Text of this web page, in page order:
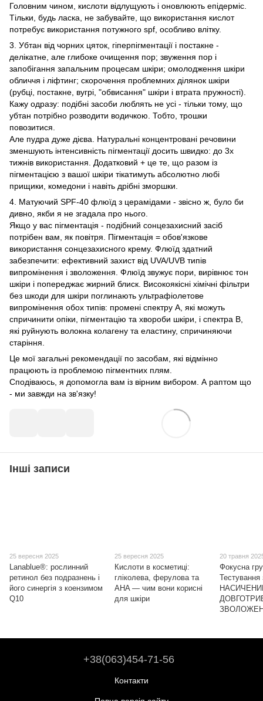
Головним чином, кислоти відлущують і оновлюють епідерміс.
Тільки, будь ласка, не забувайте, що використання кислот
потребує використання потужного spf, особливо влітку.
3. Убтан від чорних цяток, гіперпігментації і постакне -
делікатне, але глибоке очищення пор; звуження пор і
запобігання запальним процесам шкіри; омолодження шкіри
обличчя і ліфтинг; скорочення проблемних ділянок шкіри
(рубці, постакне, вугрі, "обвисання" шкіри і втрата пружності).
Кажу одразу: подібні засоби люблять не усі - тільки тому, що
убтан потрібно розводити водичкою. Тобто, трошки
повозитися.
Але пудра дуже дієва. Натуральні концентровані речовини
зменшують інтенсивність пігментації досить швидко: до 3х
тижнів використання. Додатковий + це те, що разом із
пігментацією з вашої шкіри тікатимуть абсолютно любі
прищики, комедони і навіть дрібні зморшки.
4. Матуючий SPF-40 флюїд з церамідами - звісно ж, було би
дивно, якби я не згадала про нього.
Якщо у вас пігментація - подібний сонцезахисний засіб
потрібен вам, як повітря. Пігментація = обов'язкове
використання сонцезахисного крему. Флюїд здатний
забезпечити: ефективний захист від UVA/UVB типів
випромінення і зволоження. Флюїд звужує пори, вирівнює тон
шкіри і попереджає жирний блиск. Високоякісні хімічні фільтри
без шкоди для шкіри поглинають ультрафіолетове
випромінення обох типів: промені спектру А, які можуть
спричинити опіки, пігментацію та хвороби шкіри, і спектра В,
які руйнують волокна колагену та еластину, спричиняючи
старіння.
Це мої загальні рекомендації по засобам, які відмінно
працюють із проблемою пігментних плям.
Сподіваюсь, я допомогла вам із вірним вибором. А раптом що
- ми завжди на зв'язку!
Інші записи
25 вересня 2025
Lanablue®: рослинний
ретинол без подразнень і
його синергія з коензимом
Q10
25 вересня 2025
Кислоти в косметиці:
гліколева, ферулова та
AHA — чим вони корисні
для шкіри
20 травня
Фокусна
Тестування
+38(063)454-71-56
Контакти